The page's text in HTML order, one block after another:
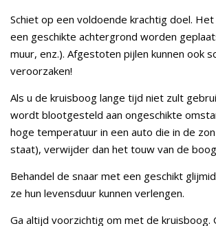
Schiet op een voldoende krachtig doel.
een geschikte achtergrond worden
muur, enz.). Afgestoten pijlen kunnen ook
veroorzaken!
Als u de kruisboog lange tijd niet zult
wordt blootgesteld aan ongeschikte
hoge temperatuur in een auto die in de
staat), verwijder dan het touw van de
Behandel de snaar met een geschikt
ze hun levensduur kunnen verlengen.
Ga altijd voorzichtig om met de kruisboog.